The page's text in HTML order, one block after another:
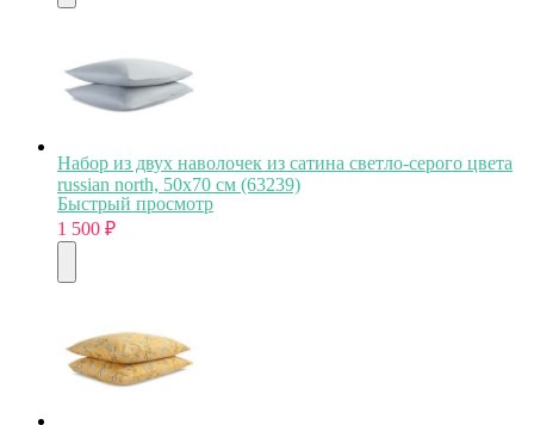
Набор из двух наволочек из сатина светло-серого цвета
russian north, 50х70 см (63239)
Быстрый просмотр
1 500 ₽